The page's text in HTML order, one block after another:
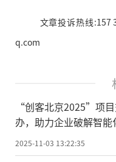
文章投诉热线:157
q.com
“创客北京2025”项
办，助力企业破解智
2025-11-03 13:22:35